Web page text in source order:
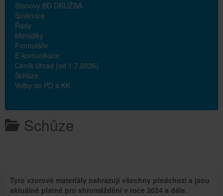
Stanovy BD DRUŽBA
Směrnice
Řády
Metodiky
Formuláře
E-komunikace
Ceník úhrad (od 1.7.2026)
Schůze
Volby do PD a KK
Schůze
Tyto vzorové materiály nahrazují všechny předchozí a jsou
aktuálně platné pro shromáždění v roce 2024 a dále.